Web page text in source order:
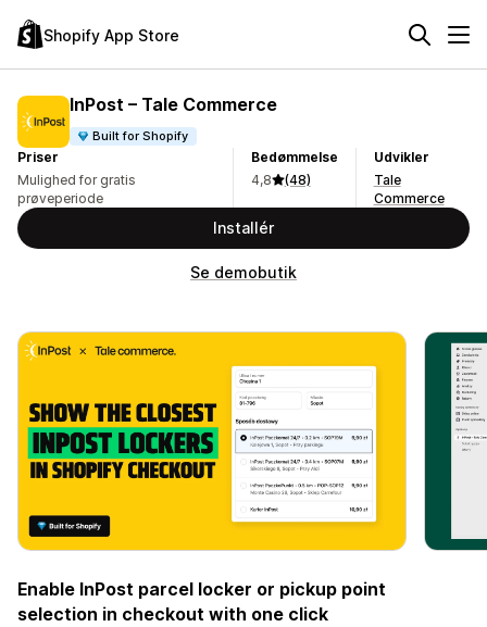
Shopify App Store
InPost – Tale Commerce
Built for Shopify
Priser
Mulighed for gratis
prøveperiode
Bedømmelse
4,8
(48)
Udvikler
Tale
Commerce
Installér
Se demobutik
Enable InPost parcel locker or pickup point
selection in checkout with one click